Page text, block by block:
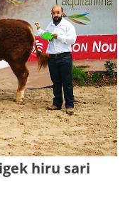
hiru sari